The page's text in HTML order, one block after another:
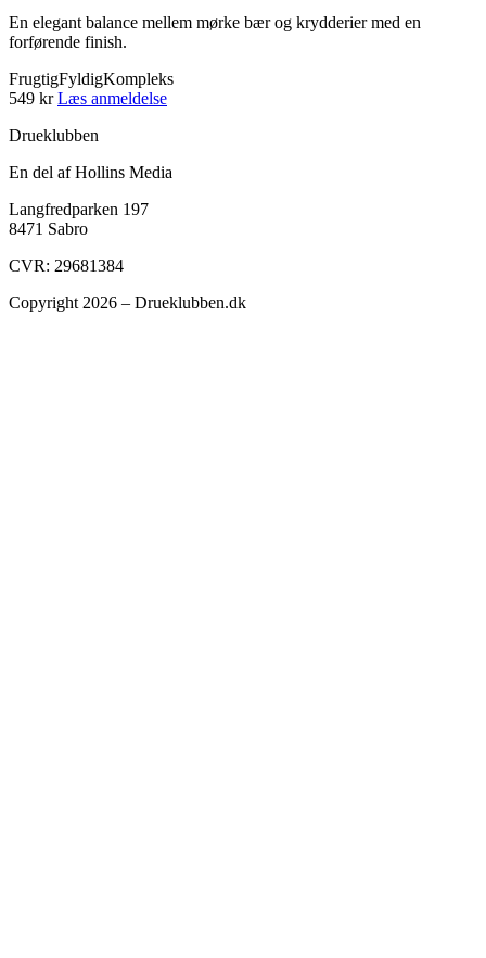
En elegant balance mellem mørke bær og krydderier med en
forførende finish.
FrugtigFyldigKompleks
549 kr Læs anmeldelse
Drueklubben
En del af Hollins Media
Langfredparken 197
8471 Sabro
CVR: 29681384
Copyright 2026 – Drueklubben.dk